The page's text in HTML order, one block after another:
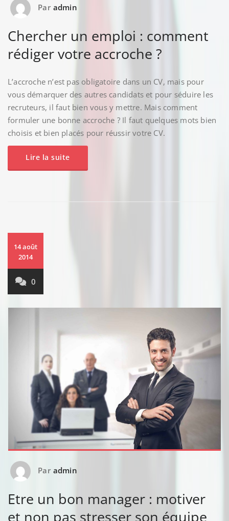
Par admin
Chercher un emploi : comment
rédiger votre accroche ?
L’accroche n’est pas obligatoire dans un CV, mais pour
vous démarquer des autres candidats et pour séduire les
recruteurs, il faut bien vous y mettre. Mais comment
formuler une bonne accroche ? Il faut quelques mots bien
choisis et bien placés pour réussir votre CV.
Lire la suite
14 août
2014
0
Par admin
Etre un bon manager : motiver
et non pas stresser son équipe